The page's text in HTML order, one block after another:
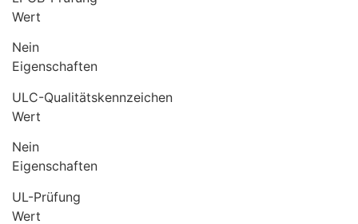
Wert
Nein
Eigenschaften
ULC-Qualitätskennzeichen
Wert
Nein
Eigenschaften
UL-Prüfung
Wert